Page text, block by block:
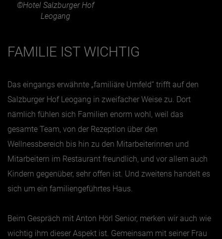
©Hotel Salzburger Hof
Leogang
FAMILIE IST WICHTIG
Das eingangs erwähnte „familiäre Umfeld“ trifft auf den
Salzburger Hof Leogang in zweifacher Weise zu. Dort
nämlich fühlen sich Familien enorm wohl, weil das
gesamte Team, von der Rezeption über den
Wellnessbereich bis hin zu den Mitarbeiterinnen und
Mitarbeitern im Restaurant freundlich, und vor allem auch
Kindern gegenüber, sehr offen ist. Und zweitens handelt es
sich um ein familiengeführtes Haus.
Beim Gespräch mit Anton Hörl Senior, merken wir auch wie
wichtig ihm dieser Aspekt ist. Gemeinsam mit seiner Frau